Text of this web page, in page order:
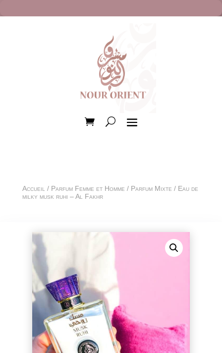
Accueil / Parfum Femme et Homme / Parfum Mixte / Eau de
milky musk ruhi – Al Fakhr